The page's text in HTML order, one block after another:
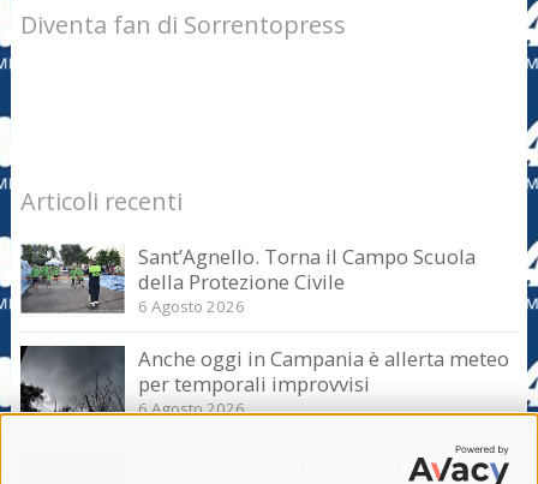
Diventa fan di Sorrentopress
Articoli recenti
Sant’Agnello. Torna il Campo Scuola
della Protezione Civile
6 Agosto 2026
Anche oggi in Campania è allerta meteo
per temporali improvvisi
6 Agosto 2026
Domani e sabato interrotta la linea Eav